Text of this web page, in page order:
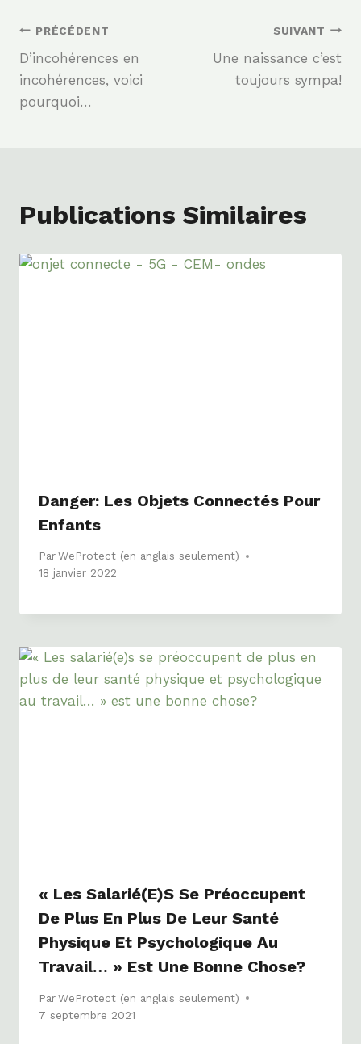
Navigation
De
L’article
PRÉCÉDENT
D’incohérences en
incohérences, voici
pourquoi…
SUIVANT
Une naissance c’est
toujours sympa!
Publications Similaires
Danger: Les Objets Connectés Pour
Enfants
ParWeProtect (en anglais seulement)
18 janvier 2022
« Les Salarié(e)s Se Préoccupent
De Plus En Plus De Leur Santé
Physique Et Psychologique Au
Travail… » Est Une Bonne Chose?
ParWeProtect (en anglais seulement)
7 septembre 2021